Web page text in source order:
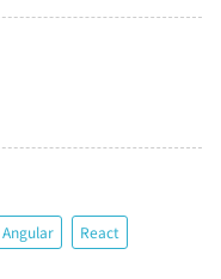
Angular React